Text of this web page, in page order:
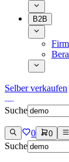
B2B
Selber verkaufen
Suche
0 0
Suche